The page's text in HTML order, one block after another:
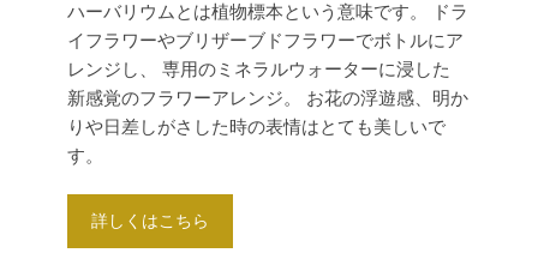
ハーバリウムとは植物標本という意味です。 ドラ
イフラワーやブリザーブドフラワーでボトルにア
レンジし、
専用のミネラルウォーターに浸した
新感覚のフラワーアレンジ。
お花の浮遊感、明か
りや日差しがさした時の表情はとても美しいで
す。
詳しくはこちら